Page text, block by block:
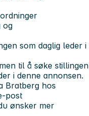
og
som daglig leder i
til å søke stillingen
i denne annonsen.
Bratberg hos
post
ønsker mer